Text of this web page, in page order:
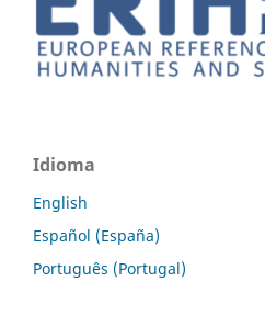
Idioma
English
Español (España)
Português (Portugal)